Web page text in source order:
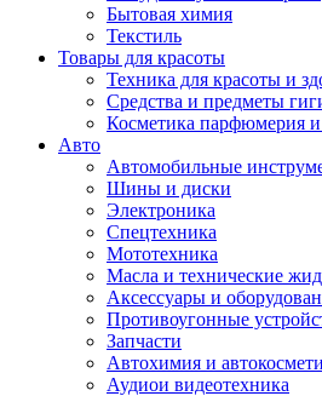
Бытовая химия
Текстиль
Товары для красоты
Техника для красоты и
Средства и предметы
Косметика парфюмерия и
Авто
Автомобильные
Шины и диски
Электроника
Спецтехника
Мототехника
Масла и технические
Аксессуары и
Противоугонные
Запчасти
Автохимия и
Аудиои видеотехника